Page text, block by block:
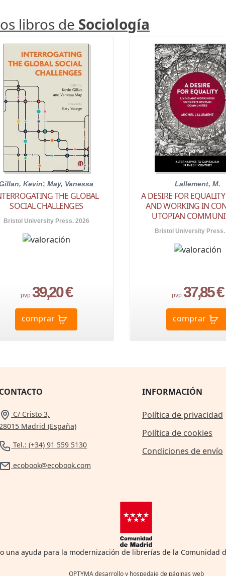
libros de Sociología
Kevin;May, Vanessa
THE GLOBAL
SOCIAL CHALLENGES
Bristol University Press. 2026
pvp.39,20 €
comprar
Lallement, M.
A DESIRE FOR
AND WORKING IN
UTOPIAN
Bristol University Press.
pvp.37,85 €
comprar
CONTACTO
C/ Cristo 3,
Madrid (España)
Tel.: (+34) 91 559 5130
ecobook@ecobook.com
INFORMACIÓN
Política de privacidad
Política de cookies
Condiciones de envío
una ayuda para la modernización de librerías de la Comunidad
OPTYMA desarrollo y hospedaje de páginas web